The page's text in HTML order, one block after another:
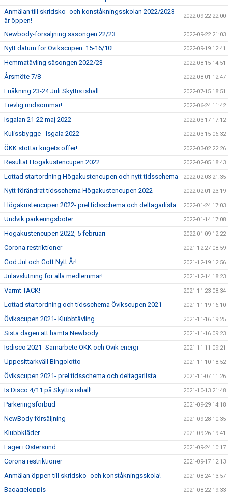
Anmälan till skridsko- och konståkningsskolan 2022/2023
är öppen!
2022-09-22 22:00
Newbody-försäljning säsongen 22/23 2022-09-22 21:03
Nytt datum för Övikscupen: 15-16/10! 2022-09-19 12:41
Hemmatävling säsongen 2022/23 2022-08-15 14:51
Årsmöte 7/8 2022-08-01 12:47
Friåkning 23-24 Juli Skyttis ishall 2022-07-15 18:51
Trevlig midsommar! 2022-06-24 11:42
Isgalan 21-22 maj 2022 2022-03-17 17:12
Kulissbygge - Isgala 2022 2022-03-15 06:32
ÖKK stöttar krigets offer! 2022-03-02 22:26
Resultat Högakustencupen 2022 2022-02-05 18:43
Lottad startordning Högakustencupen och nytt tidsschema 2022-02-03 21:35
Nytt förändrat tidsschema Högakustencupen 2022 2022-02-01 23:19
Högakustencupen 2022- prel tidsschema och deltagarlista 2022-01-24 17:03
Undvik parkeringsböter 2022-01-14 17:08
Högakustencupen 2022, 5 februari 2022-01-09 12:22
Corona restriktioner 2021-12-27 08:59
God Jul och Gott Nytt År! 2021-12-19 12:56
Julavslutning för alla medlemmar! 2021-12-14 18:23
Varmt TACK! 2021-11-23 08:34
Lottad startordning och tidsschema Övikscupen 2021 2021-11-19 16:10
Övikscupen 2021- Klubbtävling 2021-11-16 19:25
Sista dagen att hämta Newbody 2021-11-16 09:23
Isdisco 2021- Samarbete ÖKK och Övik energi 2021-11-11 09:21
Uppesittarkväll Bingolotto 2021-11-10 18:52
Övikscupen 2021- prel tidsschema och deltagarlista 2021-11-07 11:26
Is Disco 4/11 på Skyttis ishall! 2021-10-13 21:48
Parkeringsförbud 2021-09-29 14:18
NewBody försäljning 2021-09-28 10:35
Klubbkläder 2021-09-26 19:41
Läger i Östersund 2021-09-24 10:17
Corona restriktioner 2021-09-17 12:13
Anmälan öppen till skridsko- och konståkningsskola! 2021-08-24 13:57
Bagageloppis 2021-08-22 19:33